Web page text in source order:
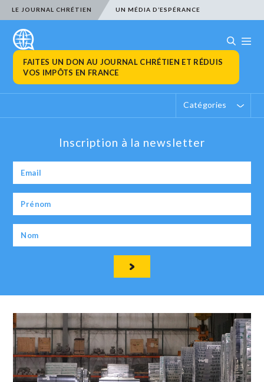
LE JOURNAL CHRÉTIEN UN MÉDIA D’ESPÉRANCE
FAITES UN DON AU JOURNAL CHRÉTIEN ET RÉDUIS
VOS IMPÔTS EN FRANCE
Catégories
Inscription à la newsletter